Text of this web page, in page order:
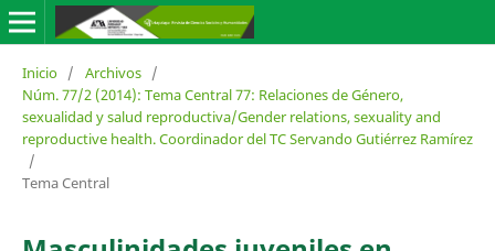
Inicio / Archivos /
Núm. 77/2 (2014): Tema Central 77: Relaciones de Género,
sexualidad y salud reproductiva/Gender relations, sexuality and
reproductive health. Coordinador del TC Servando Gutiérrez Ramírez
/
Tema Central